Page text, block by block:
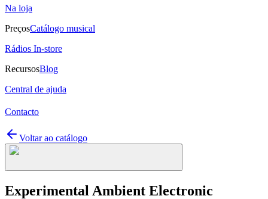
Na loja
PreçosCatálogo musical
Rádios In-store
RecursosBlog
Central de ajuda
Contacto
Voltar ao catálogo
Experimental Ambient Electronic